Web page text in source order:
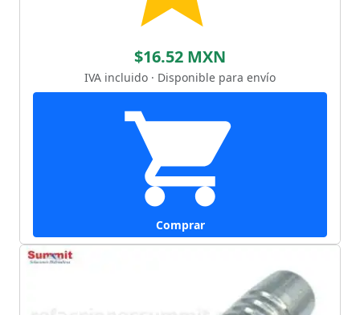
$16.52 MXN
IVA incluido · Disponible para envío
Comprar